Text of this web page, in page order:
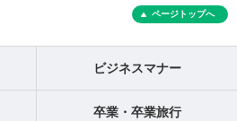
ページトップへ
ビジネスマナー
卒業・卒業旅行